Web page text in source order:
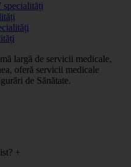
specialități
largă de servicii medicale,
oferă servicii medicale
de Sănătate.
+